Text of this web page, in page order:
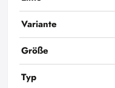
Variante
Größe
Typ